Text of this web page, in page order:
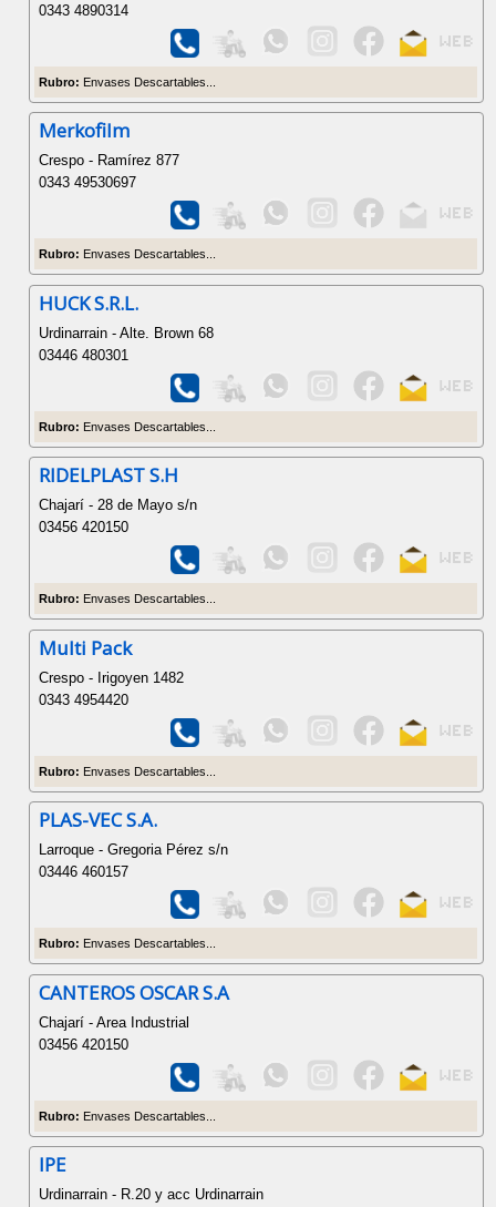
0343 4890314
Rubro: Envases Descartables...
Merkofilm
Crespo - Ramírez 877
0343 49530697
Rubro: Envases Descartables...
HUCK S.R.L.
Urdinarrain - Alte. Brown 68
03446 480301
Rubro: Envases Descartables...
RIDELPLAST S.H
Chajarí - 28 de Mayo s/n
03456 420150
Rubro: Envases Descartables...
Multi Pack
Crespo - Irigoyen 1482
0343 4954420
Rubro: Envases Descartables...
PLAS-VEC S.A.
Larroque - Gregoria Pérez s/n
03446 460157
Rubro: Envases Descartables...
CANTEROS OSCAR S.A
Chajarí - Area Industrial
03456 420150
Rubro: Envases Descartables...
IPE
Urdinarrain - R.20 y acc Urdinarrain